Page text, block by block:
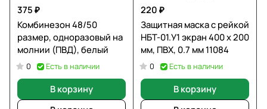
375 ₽
Комбинезон 48/50
размер, одноразовый на
молнии (ПВД), белый
0 Есть в наличии
В корзину
220 ₽
Защитная маска с рейкой
НБТ-01.У1 экран 400 х 200
мм, ПВХ, 0.7 мм 11084
0 Есть в наличии
В корзину